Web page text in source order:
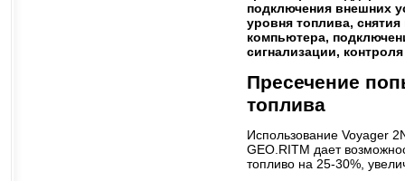
подключения внешних
уровня топлива,
компьютера,
сигнализации,
Пресечение
топлива
Использование Voyager
GEO.RITM дает
топливо на 25-30%,